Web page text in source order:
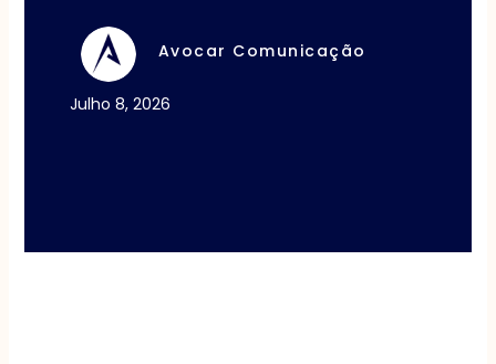
Avocar Comunicação
Julho 8, 2026